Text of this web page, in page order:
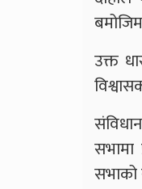
उक्त
सभामा
सभाको